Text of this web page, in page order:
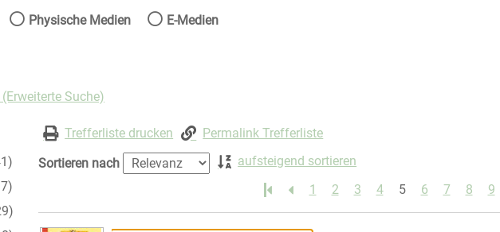
Sie die Medienart nach der Sie suchen wollen.
Physische Medien E-Medien
Suche)
Trefferliste drucken
Permalink Trefferliste
Sortieren nach
aufsteigend sortieren
1
2 3 4 5 6 7 8 9
Suchergebnis